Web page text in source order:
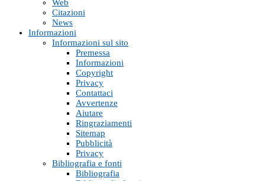
Web
Citazioni
News
Informazioni
Informazioni sul sito
Premessa
Informazioni
Copyright
Privacy
Contattaci
Avvertenze
Aiutare
Ringraziamenti
Sitemap
Pubblicità
Privacy
Bibliografia e fonti
Bibliografia